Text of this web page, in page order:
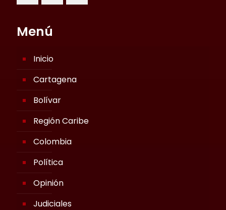
Menú
Inicio
Cartagena
Bolívar
Región Caribe
Colombia
Política
Opinión
Judiciales